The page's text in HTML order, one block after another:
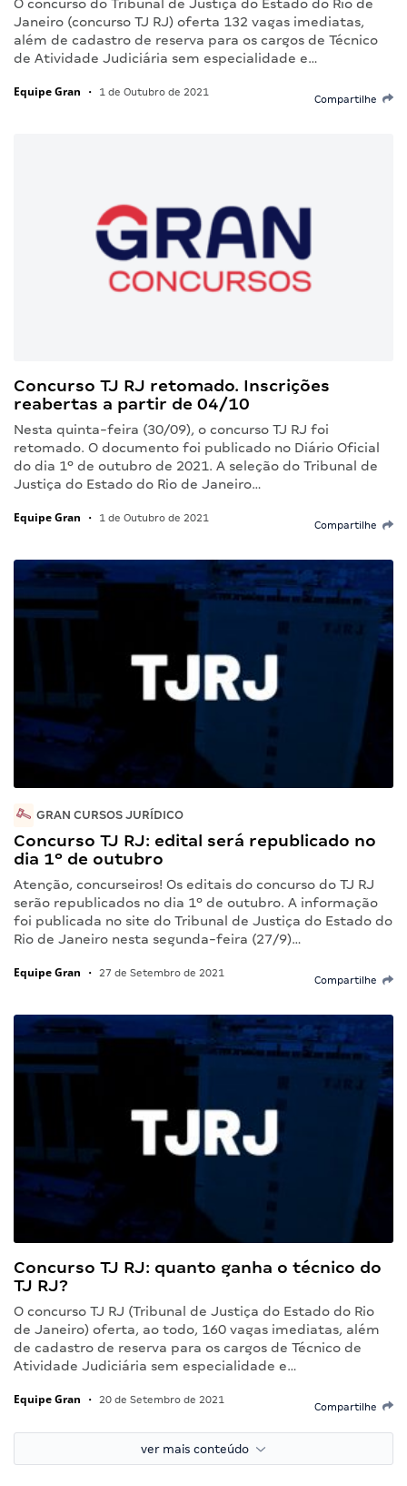
O concurso do Tribunal de Justiça do Estado do Rio de
Janeiro (concurso TJ RJ) oferta 132 vagas imediatas,
além de cadastro de reserva para os cargos de Técnico
de Atividade Judiciária sem especialidade e…
Equipe Gran • 1 de Outubro de 2021
Compartilhe
Concurso TJ RJ retomado. Inscrições
reabertas a partir de 04/10
Nesta quinta-feira (30/09), o concurso TJ RJ foi
retomado. O documento foi publicado no Diário Oficial
do dia 1º de outubro de 2021. A seleção do Tribunal de
Justiça do Estado do Rio de Janeiro…
Equipe Gran • 1 de Outubro de 2021
Compartilhe
GRAN CURSOS JURÍDICO
Concurso TJ RJ: edital será republicado no
dia 1º de outubro
Atenção, concurseiros! Os editais do concurso do TJ RJ
serão republicados no dia 1º de outubro. A informação
foi publicada no site do Tribunal de Justiça do Estado do
Rio de Janeiro nesta segunda-feira (27/9)…
Equipe Gran • 27 de Setembro de 2021
Compartilhe
Concurso TJ RJ: quanto ganha o técnico do
TJ RJ?
O concurso TJ RJ (Tribunal de Justiça do Estado do Rio
de Janeiro) oferta, ao todo, 160 vagas imediatas, além
de cadastro de reserva para os cargos de Técnico de
Atividade Judiciária sem especialidade e…
Equipe Gran • 20 de Setembro de 2021
Compartilhe
ver mais conteúdo